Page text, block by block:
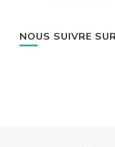
NOUS SUIVRE